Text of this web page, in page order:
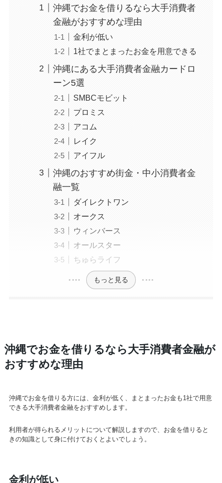
沖縄でお金を借りるなら大手消費者
金融がおすすめな理由
金利が低い
1社でまとまったお金を用意できる
沖縄にある大手消費者金融カードロ
ーン5選
SMBCモビット
プロミス
アコム
レイク
アイフル
沖縄のおすすめ街金・中小消費者金
融一覧
ダイレクトワン
オークス
ウィンバース
オールスター
ちゅらライフ
もっと見る
沖縄でお金を借りるなら大手消費者金融が
おすすめな理由
沖縄でお金を借りる方には、金利が低く、まとまったお金も1社で用意
できる大手消費者金融をおすすめします。
利用者が得られるメリットについて解説しますので、お金を借りると
きの知識として身に付けておくとよいでしょう。
金利が低い